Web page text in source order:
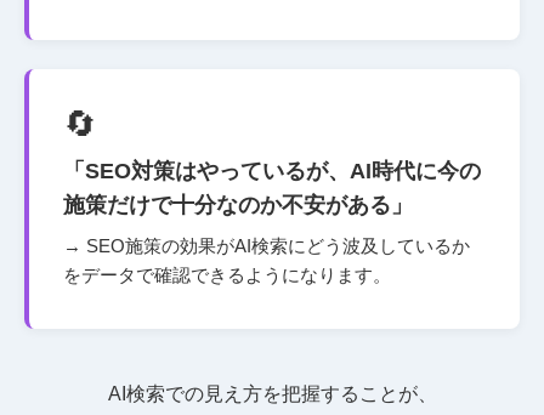
🔄
「SEO対策はやっているが、AI時代に今の
施策だけで十分なのか不安がある」
→ SEO施策の効果がAI検索にどう波及しているか
をデータで確認できるようになります。
AI検索での見え方を把握することが、